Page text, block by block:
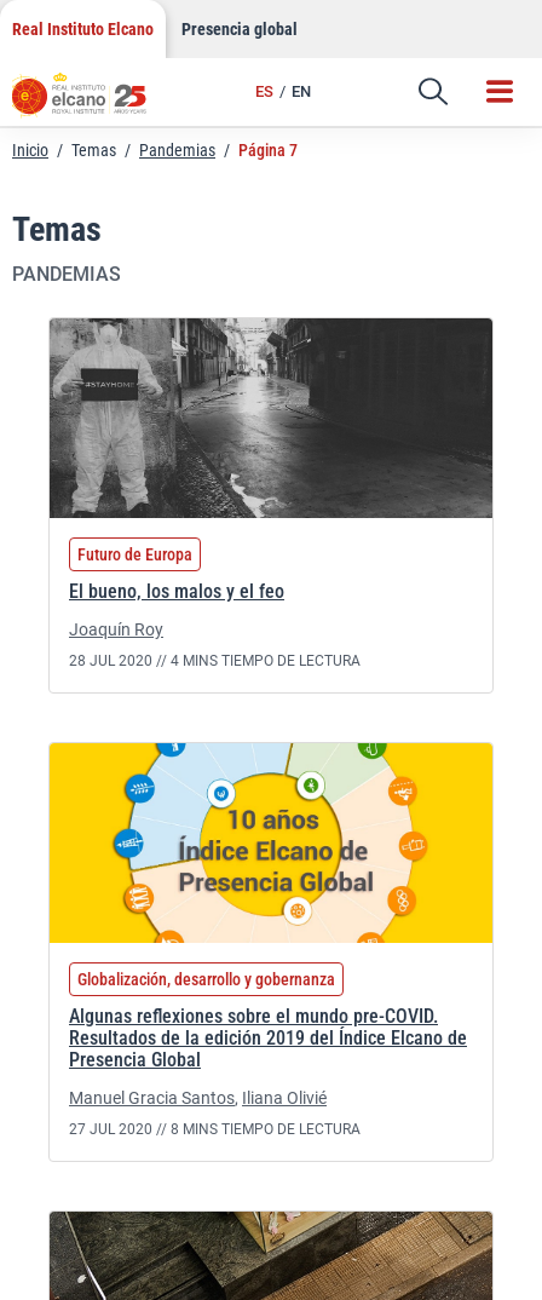
Saltar
contenido
Real Instituto Elcano Presencia global
ES EN
Inicio / Temas / Pandemias / Página 7
Temas
PANDEMIAS
Futuro de Europa
El bueno, los malos y el feo
Joaquín Roy
28 JUL 2020 // 4 MINS TIEMPO DE LECTURA
Globalización, desarrollo y gobernanza
Algunas reflexiones sobre el mundo pre-COVID.
Resultados de la edición 2019 del Índice Elcano de
Presencia Global
Manuel Gracia Santos, Iliana Olivié
27 JUL 2020 // 8 MINS TIEMPO DE LECTURA